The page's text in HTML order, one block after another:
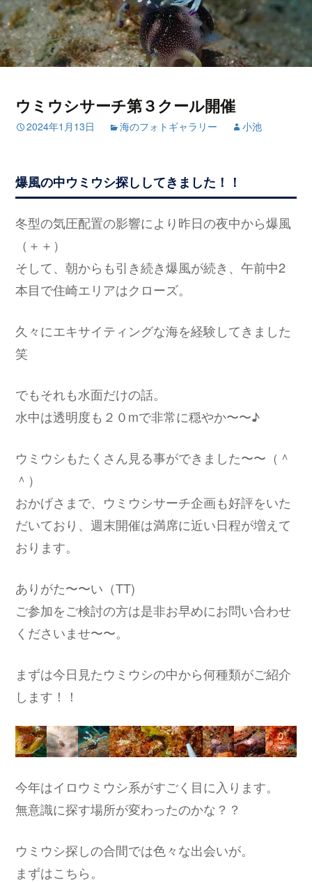
ウミウシサーチ第３クール開催
2024年1月13日 海のフォトギャラリー 小池
爆風の中ウミウシ探ししてきました！！
冬型の気圧配置の影響により昨日の夜中から爆風
（＋＋）
そして、朝からも引き続き爆風が続き、午前中2
本目で住崎エリアはクローズ。
久々にエキサイティングな海を経験してきました
笑
でもそれも水面だけの話。
水中は透明度も２０mで非常に穏やか〜〜♪
ウミウシもたくさん見る事ができました〜〜（＾
＾）
おかげさまで、ウミウシサーチ企画も好評をいた
だいており、週末開催は満席に近い日程が増えて
おります。
ありがた〜〜い（TT)
ご参加をご検討の方は是非お早めにお問い合わせ
くださいませ〜〜。
まずは今日見たウミウシの中から何種類がご紹介
します！！
今年はイロウミウシ系がすごく目に入ります。
無意識に探す場所が変わったのかな？？
ウミウシ探しの合間では色々な出会いが。
まずはこちら。